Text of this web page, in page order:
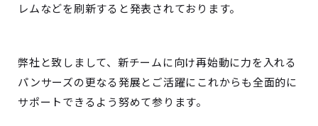
レムなどを刷新すると発表されております。
弊社と致しまして、新チームに向け再始動に力を入れる
パンサーズの更なる発展とご活躍にこれからも全面的に
サポートできるよう努めて参ります。